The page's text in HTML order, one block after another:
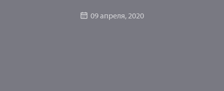
09 апреля, 2020